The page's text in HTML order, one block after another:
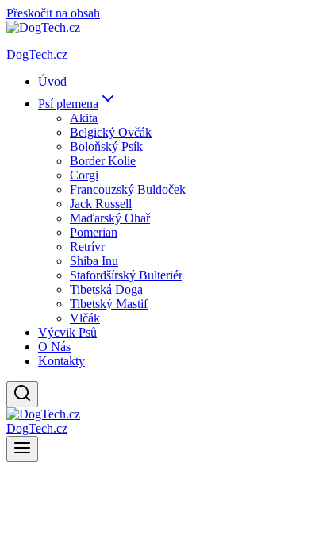
Přeskočit na obsah
DogTech.cz
Úvod
Psí plemena
Akita
Belgický Ovčák
Boloňský Psík
Border Kolie
Corgi
Francouzský Buldoček
Jack Russell
Maďarský Ohař
Pomerian
Retrívr
Shiba Inu
Stafordšírský Bulteriér
Tibetská Doga
Tibetský Mastif
Vlčák
Výcvik Psů
O Nás
Kontakty
DogTech.cz